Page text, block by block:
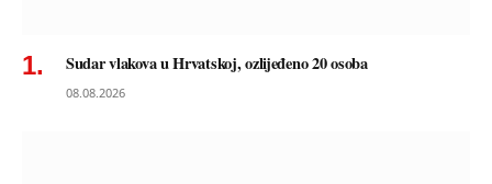
Sudar vlakova u Hrvatskoj, ozlijeđeno 20 osoba
08.08.2026